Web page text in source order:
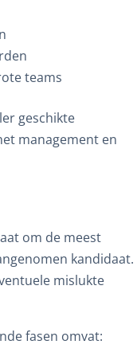
teams
geschikte
management en
om de meest
kandidaat.
mislukte
fasen omvat: